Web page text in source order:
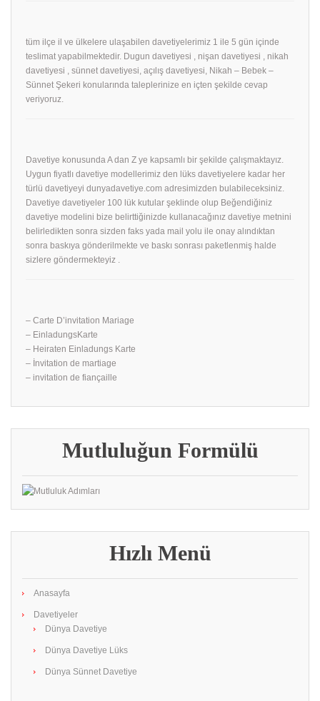
tüm ilçe il ve ülkelere ulaşabilen davetiyelerimiz 1 ile 5 gün içinde
teslimat yapabilmektedir. Dugun davetiyesi , nişan davetiyesi , nikah
davetiyesi , sünnet davetiyesi, açılış davetiyesi, Nikah – Bebek –
Sünnet Şekeri konularında taleplerinize en içten şekilde cevap
veriyoruz.
Davetiye konusunda A dan Z ye kapsamlı bir şekilde çalışmaktayız.
Uygun fiyatlı davetiye modellerimiz den lüks davetiyelere kadar her
türlü davetiyeyi dunyadavetiye.com adresimizden bulabileceksiniz.
Davetiye davetiyeler 100 lük kutular şeklinde olup Beğendiğiniz
davetiye modelini bize belirttiğinizde kullanacağınız davetiye metnini
belirledikten sonra sizden faks yada mail yolu ile onay alındıktan
sonra baskıya gönderilmekte ve baskı sonrası paketlenmiş halde
sizlere göndermekteyiz .
– Carte D’invitation Mariage
– EinladungsKarte
– Heiraten Einladungs Karte
– İnvitation de martiage
– invitation de fiançaille
Mutluluğun Formülü
Hızlı Menü
Anasayfa
Davetiyeler
Dünya Davetiye
Dünya Davetiye Lüks
Dünya Sünnet Davetiye